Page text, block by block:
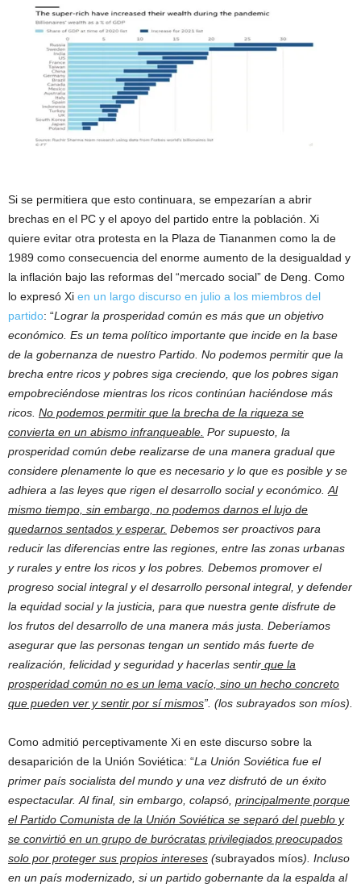
Si se permitiera que esto continuara, se empezarían a abrir
brechas en el PC y el apoyo del partido entre la población. Xi
quiere evitar otra protesta en la Plaza de Tiananmen como la de
1989 como consecuencia del enorme aumento de la desigualdad y
la inflación bajo las reformas del “mercado social” de Deng. Como
lo expresó Xi en un largo discurso en julio a los miembros del
partido: “Lograr la prosperidad común es más que un objetivo
económico. Es un tema político importante que incide en la base
de la gobernanza de nuestro Partido. No podemos permitir que la
brecha entre ricos y pobres siga creciendo, que los pobres sigan
empobreciéndose mientras los ricos continúan haciéndose más
ricos. No podemos permitir que la brecha de la riqueza se
convierta en un abismo infranqueable. Por supuesto, la
prosperidad común debe realizarse de una manera gradual que
considere plenamente lo que es necesario y lo que es posible y se
adhiera a las leyes que rigen el desarrollo social y económico. Al
mismo tiempo, sin embargo, no podemos darnos el lujo de
quedarnos sentados y esperar. Debemos ser proactivos para
reducir las diferencias entre las regiones, entre las zonas urbanas
y rurales y entre los ricos y los pobres. Debemos promover el
progreso social integral y el desarrollo personal integral, y defender
la equidad social y la justicia, para que nuestra gente disfrute de
los frutos del desarrollo de una manera más justa. Deberíamos
asegurar que las personas tengan un sentido más fuerte de
realización, felicidad y seguridad y hacerlas sentir que la
prosperidad común no es un lema vacío, sino un hecho concreto
que pueden ver y sentir por sí mismos”. (los subrayados son míos).
Como admitió perceptivamente Xi en este discurso sobre la
desaparición de la Unión Soviética: “La Unión Soviética fue el
primer país socialista del mundo y una vez disfrutó de un éxito
espectacular. Al final, sin embargo, colapsó, principalmente porque
el Partido Comunista de la Unión Soviética se separó del pueblo y
se convirtió en un grupo de burócratas privilegiados preocupados
solo por proteger sus propios intereses (subrayados míos). Incluso
en un país modernizado, si un partido gobernante da la espalda al